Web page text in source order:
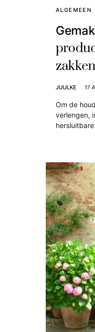
ALGEMEEN
zakken
JUULKE 17
Om de
verlengen,